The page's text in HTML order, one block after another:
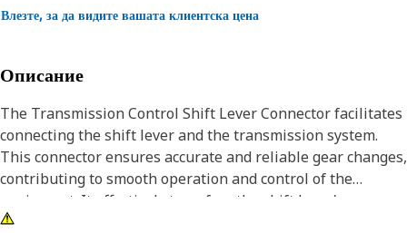
Влезте, за да видите вашата клиентска цена
Описание
The Transmission Control Shift Lever Connector facilitates
connecting the shift lever and the transmission system.
This connector ensures accurate and reliable gear changes,
contributing to smooth operation and control of the
equipment. It effectively transfers the shift lever's
movements to the transmission, allowing for seamless